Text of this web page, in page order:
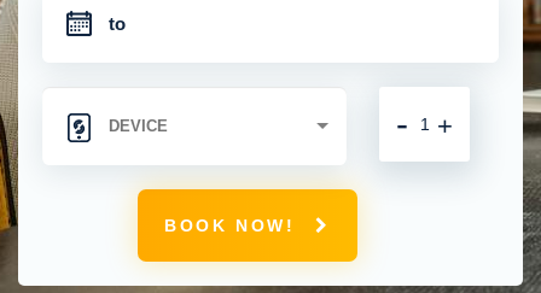
+
-
BOOK NOW!